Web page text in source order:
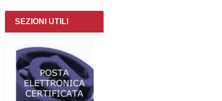
SEZIONI UTILI